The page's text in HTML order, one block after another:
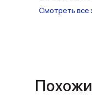
Смотреть все